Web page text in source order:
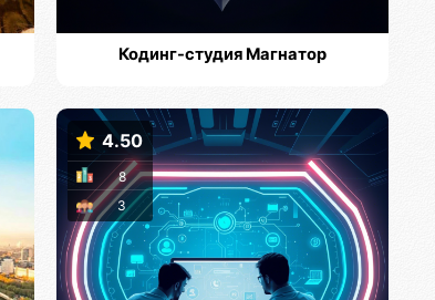
Кодинг-студия Магнатор
4.50
3
8